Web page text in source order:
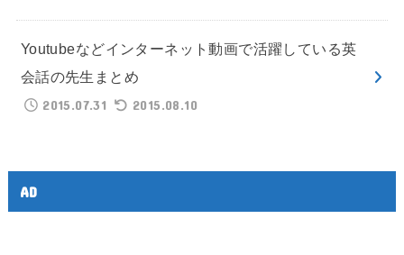
Youtubeなどインターネット動画で活躍している英
会話の先生まとめ
2015.07.31
2015.08.10
AD